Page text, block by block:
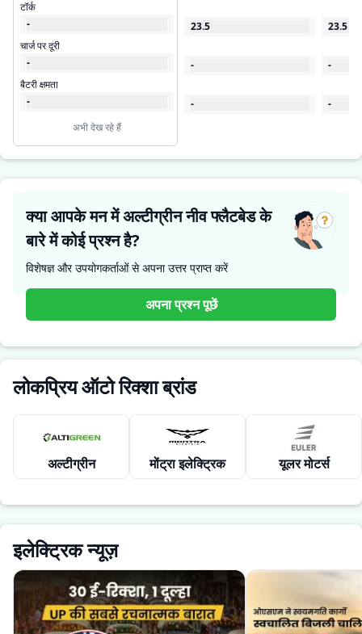
टॉर्क
-
चार्ज पर दूरी
-
बैटरी क्षमता
-
अभी देख रहे हैं
23.5
-
-
23.5
-
-
क्या आपके मन में अल्टीग्रीन नीव फ्लैटबेड के
बारे में कोई प्रश्न है?
विशेषज्ञ और उपयोगकर्ताओं से अपना उत्तर प्राप्त करें
अपना प्रश्न पूछें
लोकप्रिय ऑटो रिक्शा ब्रांड
अल्टीग्रीन मोंट्रा इलेक्ट्रिक यूलर मोटर्स
इलेक्ट्रिक न्यूज़